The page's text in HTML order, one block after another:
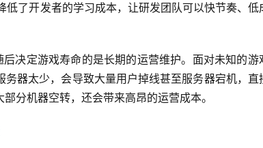
了开发者的学习成本，让研发团队可以快节奏、低
决定游戏寿命的是长期的运营维护。面对未知的游
器太少，会导致大量用户掉线甚至服务器宕机，直
分机器空转，还会带来高昂的运营成本。